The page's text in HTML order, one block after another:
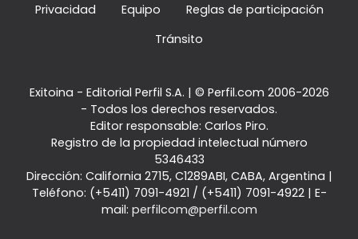
Privacidad
Equipo
Reglas de participación
Tránsito
Exitoina - Editorial Perfil S.A. | © Perfil.com 2006-2026
- Todos los derechos reservados.
Editor responsable: Carlos Piro.
Registro de la propiedad intelectual número
5346433
Dirección: California 2715, C1289ABI, CABA, Argentina |
Teléfono: (+5411) 7091-4921 / (+5411) 7091-4922| E-
mail: perfilcom@perfil.com